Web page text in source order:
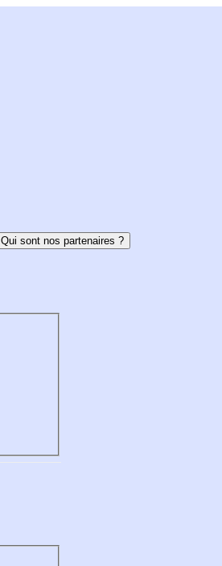
Qui sont nos partenaires ?